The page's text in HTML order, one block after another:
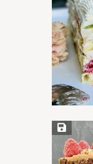
Save Recipe